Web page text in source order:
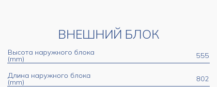
ВНЕШНИЙ БЛОК
Высота наружного блока
(mm) 555
Длина наружного блока
(mm) 802